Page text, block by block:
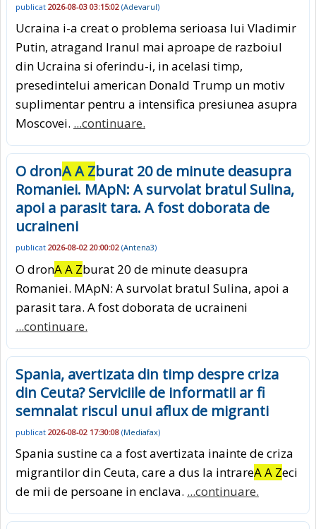
publicat 2026-08-03 03:15:02 (Adevarul)
Ucraina i-a creat o problema serioasa lui Vladimir
Putin, atragand Iranul mai aproape de razboiul
din Ucraina si oferindu-i, in acelasi timp,
presedintelui american Donald Trump un motiv
suplimentar pentru a intensifica presiunea asupra
Moscovei. ...continuare.
O dronA A Zburat 20 de minute deasupra
Romaniei. MApN: A survolat bratul Sulina,
apoi a parasit tara. A fost doborata de
ucraineni
publicat 2026-08-02 20:00:02 (Antena3)
O dronA A Zburat 20 de minute deasupra
Romaniei. MApN: A survolat bratul Sulina, apoi a
parasit tara. A fost doborata de ucraineni
...continuare.
Spania, avertizata din timp despre criza
din Ceuta? Serviciile de informatii ar fi
semnalat riscul unui aflux de migranti
publicat 2026-08-02 17:30:08 (Mediafax)
Spania sustine ca a fost avertizata inainte de criza
migrantilor din Ceuta, care a dus la intrareA A Zeci
de mii de persoane in enclava. ...continuare.